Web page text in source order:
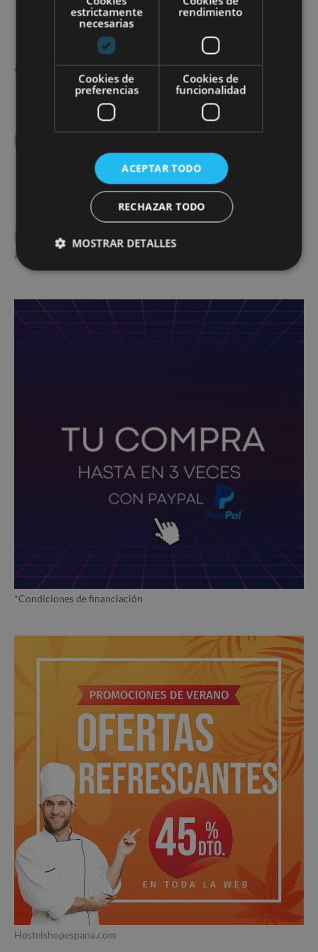
producto
¿Necesitas ayuda?
91 054 97 98
*Condiciones de financiación
Hostelshopespana.com
estrictamente
necesarias
rendimiento
Cookies de
preferencias
Cookies de
funcionalidad
ACEPTAR TODO
RECHAZAR TODO
MOSTRAR DETALLES